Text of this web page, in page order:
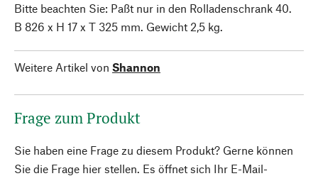
Bitte beachten Sie: Paßt nur in den Rolladenschrank 40.
B 826 x H 17 x T 325 mm. Gewicht 2,5 kg.
Weitere Artikel von Shannon
Frage zum Produkt
Sie haben eine Frage zu diesem Produkt? Gerne können
Sie die Frage hier stellen. Es öffnet sich Ihr E-Mail-